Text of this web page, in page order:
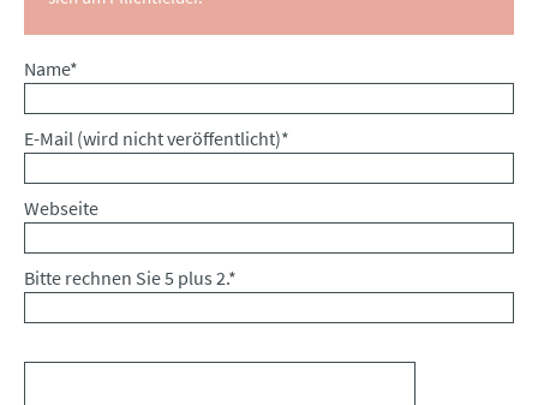
Pflichtfeld
Name*
Pflichtfeld
E-Mail (wird nicht veröffentlicht)*
Webseite
Bitte rechnen Sie 5 plus 2.*